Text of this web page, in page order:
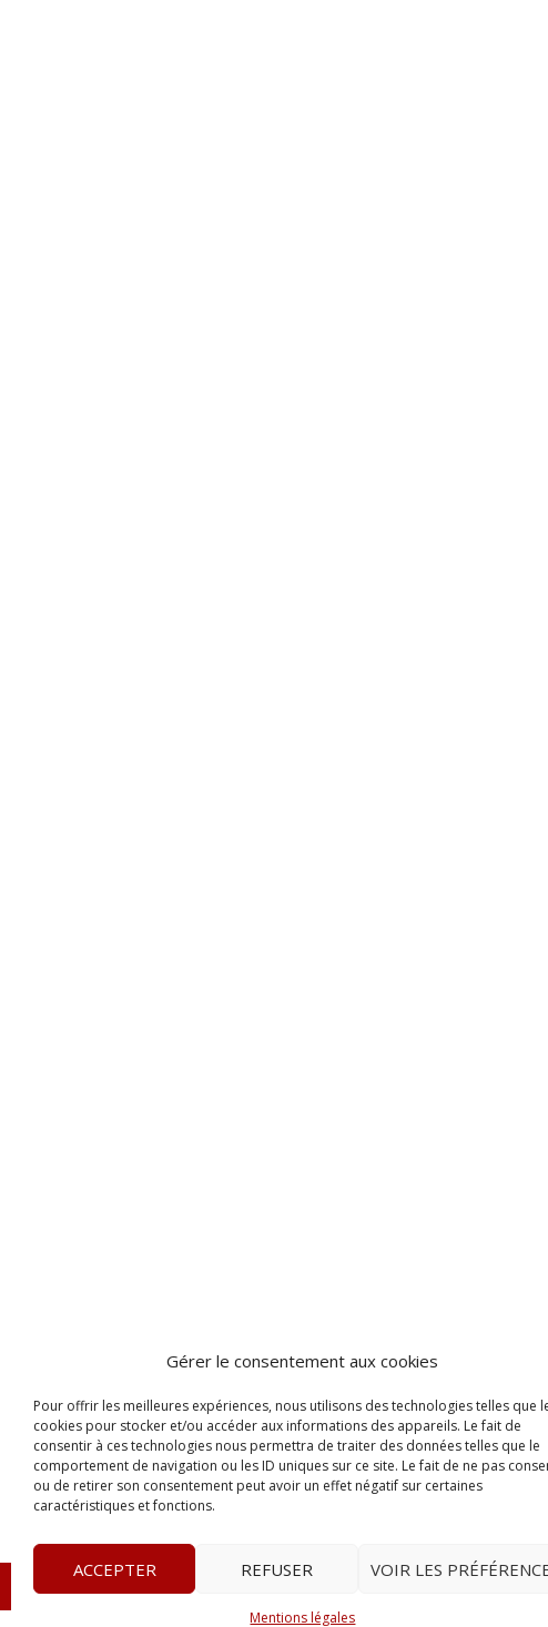
Gérer le consentement aux cookies
Pour offrir les meilleures expériences, nous utilisons des technologies telles que
cookies pour stocker et/ou accéder aux informations des appareils. Le fait de
consentir à ces technologies nous permettra de traiter des données telles que le
comportement de navigation ou les ID uniques sur ce site. Le fait de ne pas
ou de retirer son consentement peut avoir un effet négatif sur certaines
caractéristiques et fonctions.
ACCEPTER REFUSER VOIR LES
Mentions légales
L’apostille 1 Avenue Gustave